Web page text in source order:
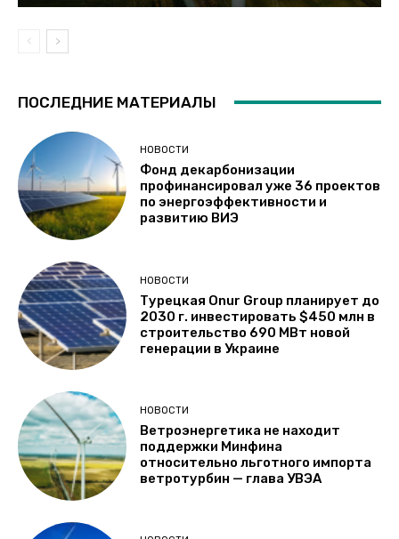
ПОСЛЕДНИЕ МАТЕРИАЛЫ
НОВОСТИ
Фонд декарбонизации
профинансировал уже 36 проектов
по энергоэффективности и
развитию ВИЭ
НОВОСТИ
Турецкая Onur Group планирует до
2030 г. инвестировать $450 млн в
строительство 690 МВт новой
генерации в Украине
НОВОСТИ
Ветроэнергетика не находит
поддержки Минфина
относительно льготного импорта
ветротурбин — глава УВЭА